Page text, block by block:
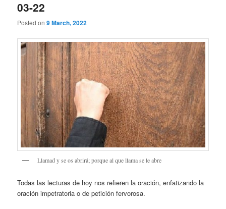
03-22
Posted on9 March, 2022
Llamad y se os abrirá; porque al que llama se le abre
Todas las lecturas de hoy nos refieren la oración, enfatizando la
oración impetratoria o de petición fervorosa.